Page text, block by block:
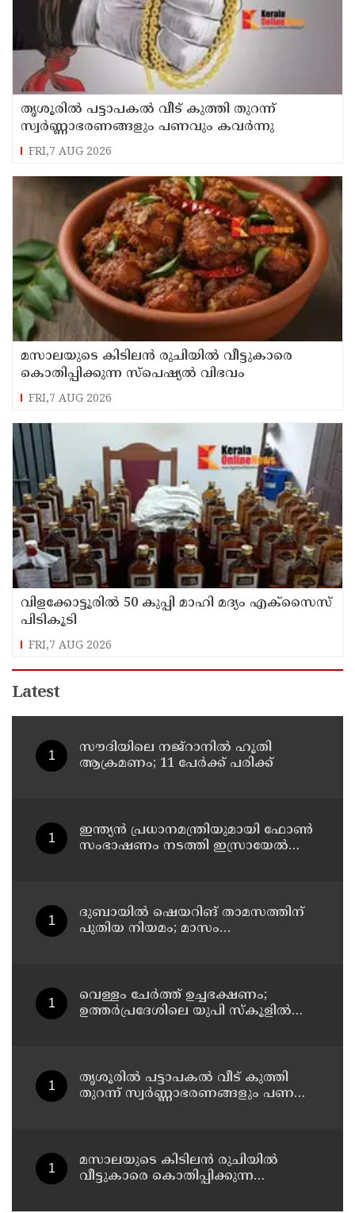
തൃശൂരിൽ പട്ടാപകൽ വീട് കുത്തി തുറന്ന്
സ്വർണ്ണാഭരണങ്ങളും പണവും കവർന്നു
FRI,7 AUG 2026
മസാലയുടെ കിടിലൻ രുചിയിൽ വീട്ടുകാരെ
കൊതിപ്പിക്കുന്ന സ്പെഷ്യൽ വിഭവം
FRI,7 AUG 2026
വിളക്കോട്ടൂരിൽ 50 കുപ്പി മാഹി മദ്യം എക്സൈസ്
പിടികൂടി
FRI,7 AUG 2026
Latest
സൗദിയിലെ നജ്റാനില്‍ ഹൂതി
ആക്രമണം; 11 പേര്‍ക്ക് പരിക്ക്
ഇന്ത്യൻ പ്രധാനമന്ത്രിയുമായി ഫോൺ
സംഭാഷണം നടത്തി ഇസ്രായേൽ
ദുബായില്‍ ഷെയറിങ് താമസത്തിന്
പുതിയ നിയമം; മാസം
വെള്ളം ചേര്‍ത്ത് ഉച്ചഭക്ഷണം;
ഉത്തര്‍പ്രദേശിലെ യുപി സ്‌കൂളില്‍
തൃശൂരിൽ പട്ടാപകൽ വീട് കുത്തി
തുറന്ന് സ്വർണ്ണാഭരണങ്ങളും പണവും
മസാലയുടെ കിടിലൻ രുചിയിൽ
വീട്ടുകാരെ കൊതിപ്പിക്കുന്ന